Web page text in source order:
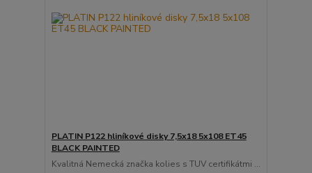
PLATIN P122 hliníkové disky 7,5x18 5x108 ET45
BLACK PAINTED
Kvalitná Nemecká značka kolies s TUV certifikátmi ...